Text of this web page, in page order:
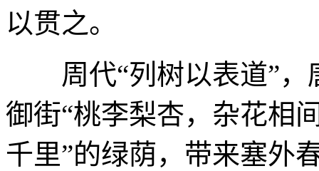
以贯之。
周代“列树以表道”，
御街“桃李梨杏，杂花相
千里”的绿荫，带来塞外